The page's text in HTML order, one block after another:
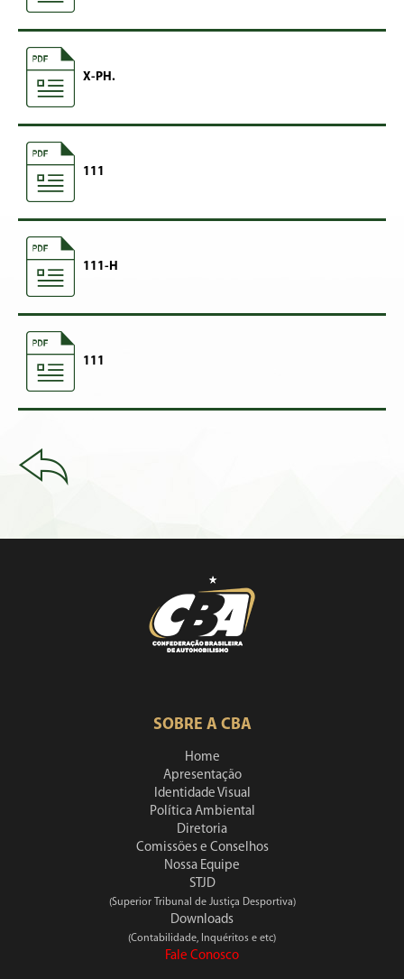
X-PH.
111
111-H
111
SOBRE A CBA
Home
Apresentação
Identidade Visual
Política Ambiental
Diretoria
Comissões e Conselhos
Nossa Equipe
STJD
(Superior Tribunal de Justiça Desportiva)
Downloads
(Contabilidade, Inquéritos e etc)
Fale Conosco